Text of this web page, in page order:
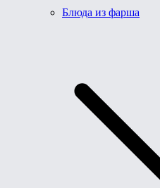
Блюда из фарша